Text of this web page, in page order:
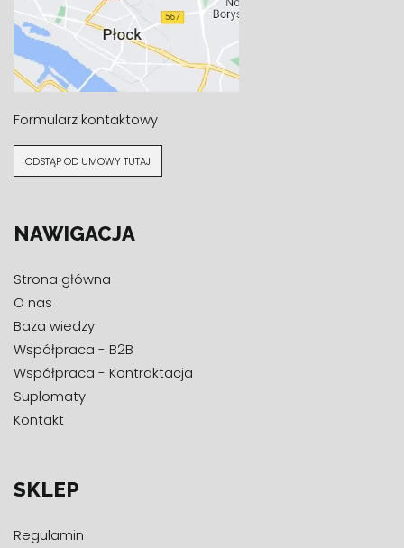
Formularz kontaktowy
ODSTĄP OD UMOWY TUTAJ
NAWIGACJA
Strona główna
O nas
Baza wiedzy
Współpraca - B2B
Współpraca - Kontraktacja
Suplomaty
Kontakt
SKLEP
Regulamin